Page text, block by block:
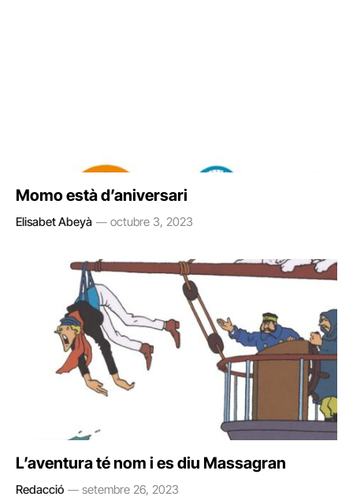
Momo està d’aniversari
Elisabet Abeyà octubre 3, 2023
L’aventura té nom i es diu Massagran
Redacció setembre 26, 2023